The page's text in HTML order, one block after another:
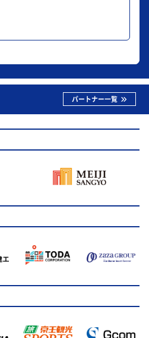
パートナー一覧